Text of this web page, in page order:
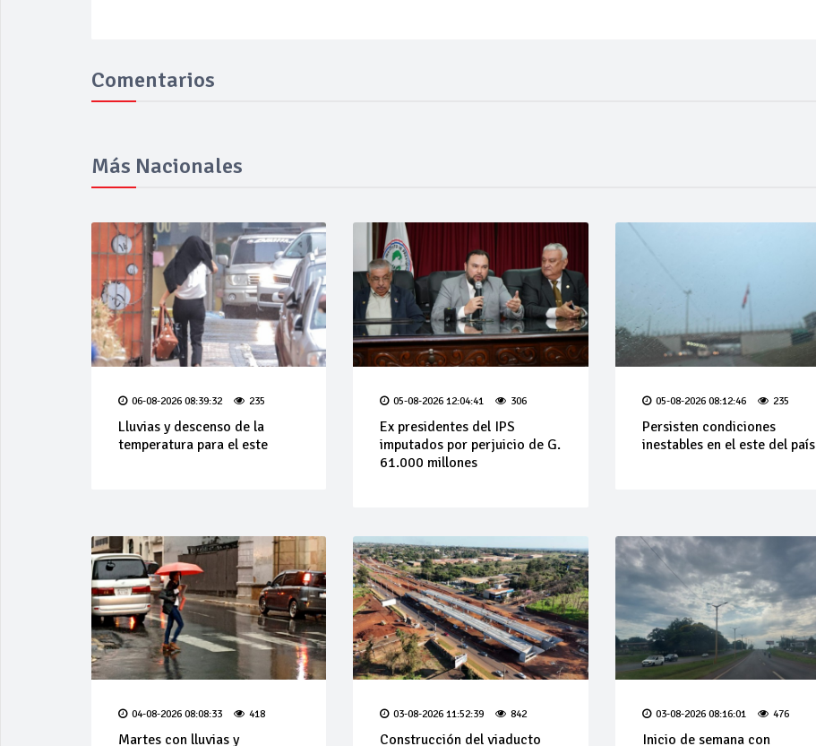
Comentarios
Más Nacionales
06-08-2026 08:39:32 235
Lluvias y descenso de la
temperatura para el este
05-08-2026 12:04:41 306
Ex presidentes del IPS
imputados por perjuicio de G.
61.000 millones
05-08-2026 08:12:46 235
Persisten condiciones
inestables en el este del país
04-08-2026 08:08:33 418
Martes con lluvias y
03-08-2026 11:52:39 842
Construcción del viaducto
03-08-2026 08:16:01 476
Inicio de semana con